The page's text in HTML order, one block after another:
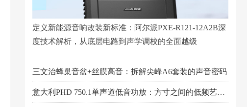
定义新能源音响改装新标准：阿尔派PXE-R121-12A2B深
度技术解析，从底层电路到声学调校的全面越级
三文治蜂巢音盆+丝膜高音：拆解尖峰A6套装的声音密码